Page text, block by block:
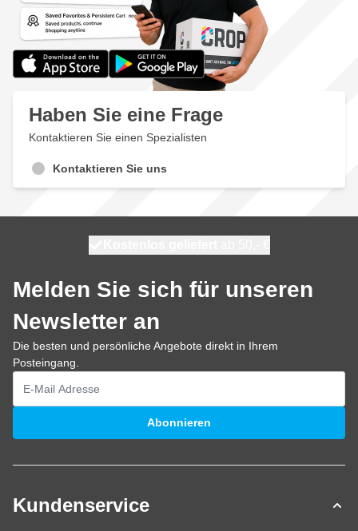
Haben Sie eine Frage
Kontaktieren Sie einen Spezialisten
Kontaktieren Sie uns
Melden Sie sich für unseren
Newsletter an
Die besten und persönliche Angebote direkt in Ihrem
Posteingang.
E-Mailadresse
Abonnieren
Kundenservice